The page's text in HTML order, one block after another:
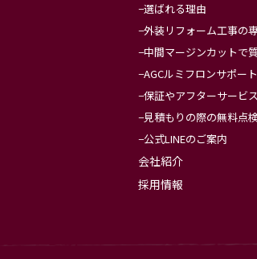
選ばれる理由
外装リフォーム工事の
中間マージンカットで
AGCルミフロンサポー
保証やアフターサービス
見積もりの際の無料点
公式LINEのご案内
会社紹介
採用情報